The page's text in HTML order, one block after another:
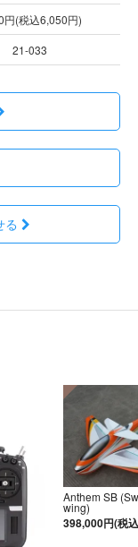
円(税込6,050円)
21-033
る
Anthem SB
wing)
398,000円(税